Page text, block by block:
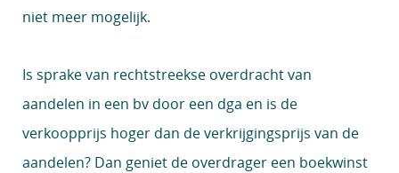
niet meer mogelijk.
Is sprake van rechtstreekse overdracht van
aandelen in een bv door een dga en is de
verkoopprijs hoger dan de verkrijgingsprijs van de
aandelen? Dan geniet de overdrager een boekwinst